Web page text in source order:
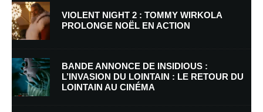
E-mail *
Enregistrer mon nom, mon e-mail et mon site dans le navigateur pour
mon prochain commentaire.
VIOLENT NIGHT 2 : TOMMY WIRKOLA
PROLONGE NOËL EN ACTION
BANDE ANNONCE DE INSIDIOUS :
L’INVASION DU LOINTAIN : LE RETOUR DU
LOINTAIN AU CINÉMA